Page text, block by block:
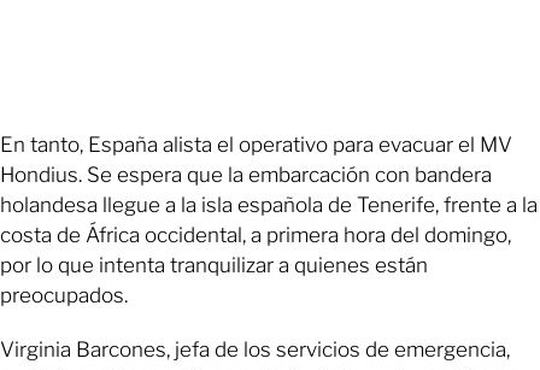
En tanto, España alista el operativo para evacuar el MV
Hondius. Se espera que la embarcación con bandera
holandesa llegue a la isla española de Tenerife, frente a la
costa de África occidental, a primera hora del domingo,
por lo que intenta tranquilizar a quienes están
preocupados.
Virginia Barcones, jefa de los servicios de emergencia,